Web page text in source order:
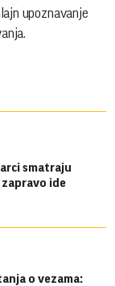
upoznavanje
smatraju
ide
o vezama: